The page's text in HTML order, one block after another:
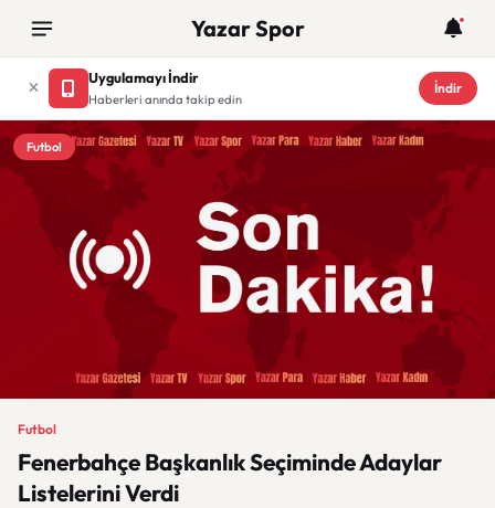
Yazar Spor
Uygulamayı İndir
Haberleri anında takip edin
İndir
Futbol
Futbol
Fenerbahçe Başkanlık Seçiminde Adaylar
Listelerini Verdi